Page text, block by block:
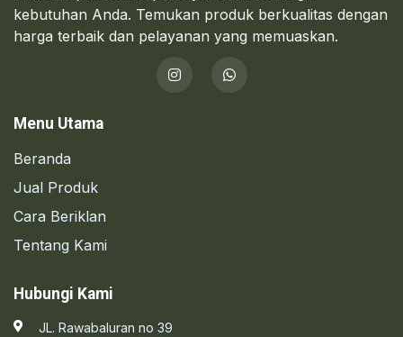
kebutuhan Anda. Temukan produk berkualitas dengan
harga terbaik dan pelayanan yang memuaskan.
Menu Utama
Beranda
Jual Produk
Cara Beriklan
Tentang Kami
Hubungi Kami
JL. Rawabaluran no 39